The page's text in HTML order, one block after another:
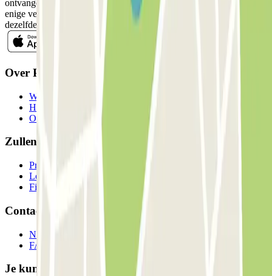
ontvangen van commerciële communicatie van Parclick. Zonder
enige verplichting kunt u zich uitschrijven wanneer u maar wilt in
dezelfde nieuwsbrief.
Over Parclick
Wie we zijn
Hoe het werkt
Onze parkeergarages
Zullen we samenwerken?
Professionals
Leverancier parkeren
Filialen
Contact
Neem contact met ons op
FAQ
Je kunt deze betaalmethoden gebruiken: